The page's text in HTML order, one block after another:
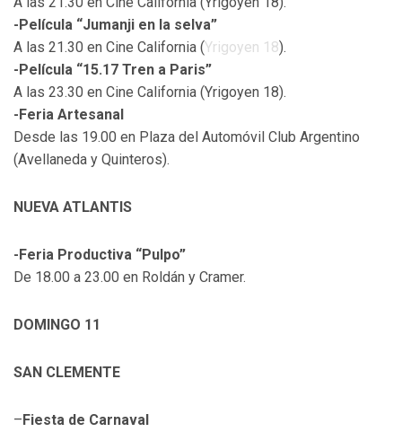
-Película “Jumanji en la selva”
A las 21.30 en Cine California (Yrigoyen 18).
-Película “15.17 Tren a Paris”
A las 23.30 en Cine California (Yrigoyen 18).
-Feria Artesanal
Desde las 19.00 en Plaza del Automóvil Club Argentino
(Avellaneda y Quinteros).
NUEVA ATLANTIS
-Feria Productiva “Pulpo”
De 18.00 a 23.00 en Roldán y Cramer.
DOMINGO 11
SAN CLEMENTE
–Fiesta de Carnaval